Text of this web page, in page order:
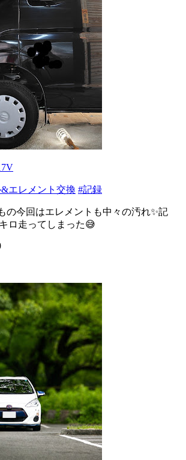
エレメント交換 #記録
の今回はエレメントも中々の汚れ✨記
ロ走ってしまった😅